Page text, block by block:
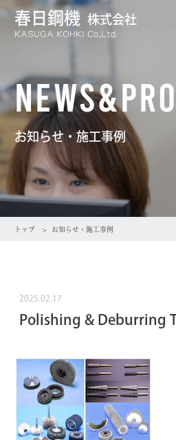
春日鋼機 株式会社
KASUGA KOHKI Co.,Ltd.
お知らせ・施工事例
トップ お知らせ・施工事例
2025.02.17
Polishing & Deburring